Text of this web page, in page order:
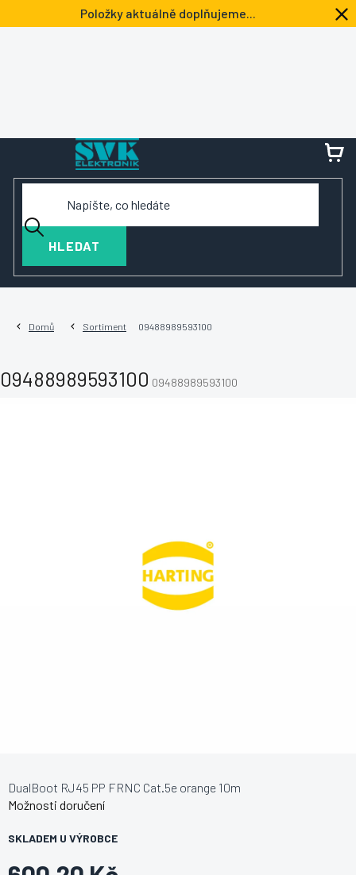
na
Položky aktuálně doplňujeme...
HLEDAT
Domů Sortiment 09488989593100
09488989593100 09488989593100
SKLADEM U VÝROBCE
Možnosti doručení
DualBoot RJ45 PP FRNC Cat.5e orange 10m